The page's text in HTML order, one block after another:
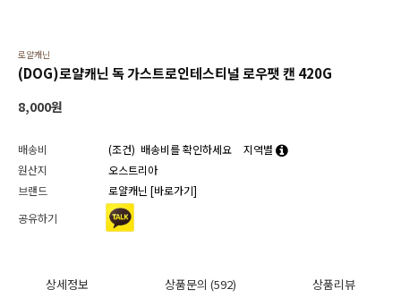
로얄캐닌
(DOG)로얄캐닌 독 가스트로인테스티널 로우팻 캔 420G
8,000원
배송비 (조건) 배송비를 확인하세요
지역별
원산지
오스트리아
브랜드
로얄캐닌 [바로가기]
공유하기
상세정보 상품문의 (592) 상품리뷰